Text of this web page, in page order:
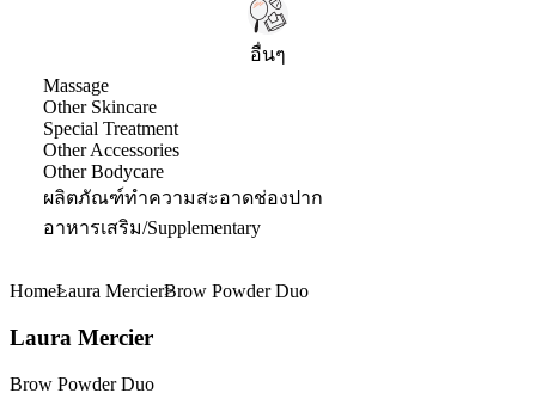
อื่นๆ
Massage
Other Skincare
Special Treatment
Other Accessories
Other Bodycare
ผลิตภัณฑ์ทำความสะอาดช่องปาก
อาหารเสริม/Supplementary
HomeLaura MercierBrow Powder Duo
Laura Mercier
Brow Powder Duo